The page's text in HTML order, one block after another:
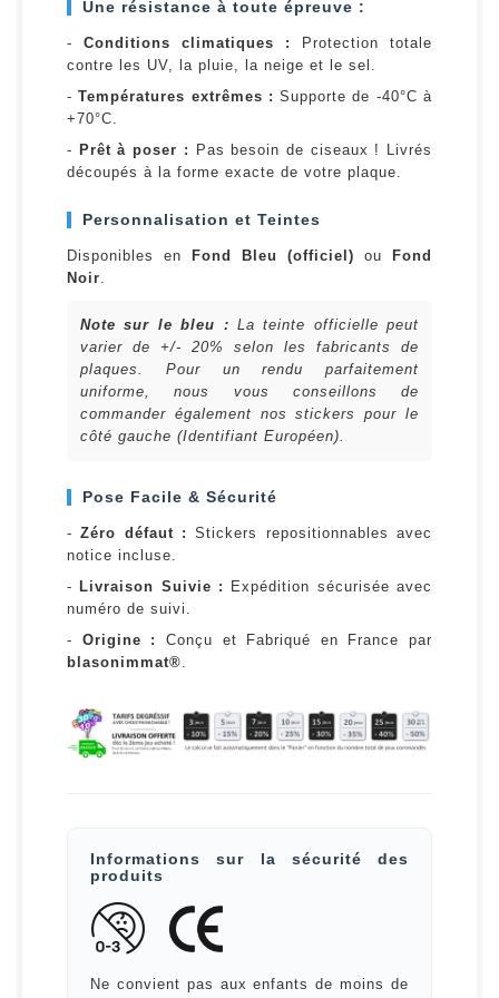
Une résistance à toute épreuve :
- Conditions climatiques :
Protection totale
contre les UV, la pluie, la neige et le sel.
-Températures extrêmes : Supporte de -40°C à
+70°C.
- Prêt à poser :
Pas besoin de ciseaux ! Livrés
découpés à la forme exacte de votre plaque.
Personnalisation et Teintes
Disponibles en Fond Bleu (officiel) ou
Fond
Noir.
Note sur le bleu : La teinte officielle peut
varier de +/- 20% selon les fabricants de
plaques. Pour un rendu parfaitement
uniforme, nous vous conseillons de
commander également nos stickers pour le
côté gauche (Identifiant Européen).
Pose Facile & Sécurité
-Zéro défaut : Stickers repositionnables avec
notice incluse.
- Livraison Suivie :
Expédition sécurisée avec
numéro de suivi.
- Origine :
Conçu et Fabriqué en France par
blasonimmat®.
Informations sur la sécurité des
produits
Ne convient pas aux enfants de moins de